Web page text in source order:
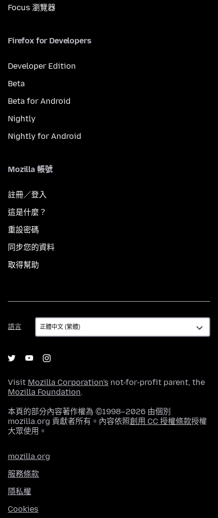
Focus 瀏覽器
Firefox for Developers
Developer Edition
Beta
Beta for Android
Nightly
Nightly for Android
Mozilla 帳號
註冊／登入
這是什麼？
重設密碼
同步您的資料
取得幫助
語言
語
言
Visit Mozilla Corporation's not-for-profit parent, the
Mozilla Foundation.
本頁的部分內容著作權為 ©1998–2026 由個別
mozilla.org 貢獻者所有。內容依照創用 CC 授權條款授權
大眾使用。
mozilla.org
服務條款
隱私權
Cookies